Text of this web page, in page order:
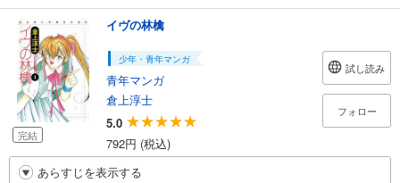
完結
イヴの林檎
少年・青年マンガ
青年マンガ
倉上淳士
5.0
792円 (税込)
試し読み
フォロー
あらすじを表示する